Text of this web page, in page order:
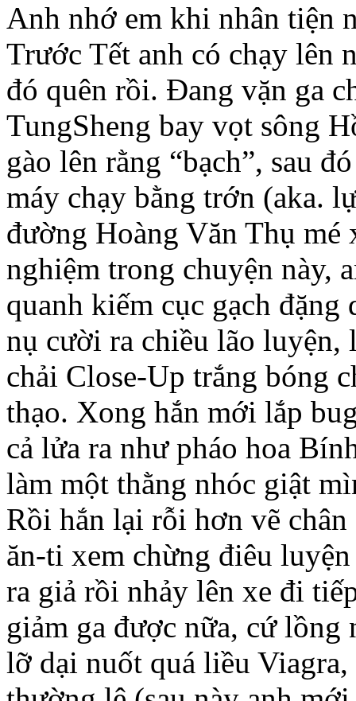
Anh nhớ em khi nhân tiện
Trước Tết anh có chạy lên
đó quên rồi. Đang vặn ga
TungSheng bay vọt sông
gào lên rằng “bạch”, sau
máy chạy bằng trớn (aka.
đường Hoàng Văn Thụ mé
nghiệm trong chuyện này,
quanh kiếm cục gạch
nụ cười ra chiều lão luyện,
chải Close-Up trắng bóng
thạo. Xong hắn mới lắp
cả lửa ra như pháo hoa
làm một thằng nhóc giật
Rồi hắn lại rỗi hơn vẽ
ăn-ti xem chừng điêu
ra giả rồi nhảy lên xe đi
giảm ga được nữa, cứ
lỡ dại nuốt quá liều